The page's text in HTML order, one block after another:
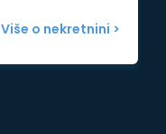
Više o nekretnini >